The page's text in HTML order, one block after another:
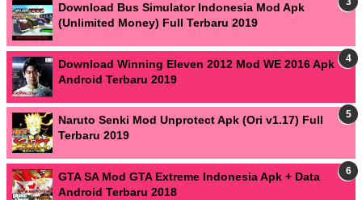
Download Bus Simulator Indonesia Mod Apk
(Unlimited Money) Full Terbaru 2019
Download Winning Eleven 2012 Mod WE 2016 Apk
Android Terbaru 2019
Naruto Senki Mod Unprotect Apk (Ori v1.17) Full
Terbaru 2019
GTA SA Mod GTA Extreme Indonesia Apk + Data
Android Terbaru 2018